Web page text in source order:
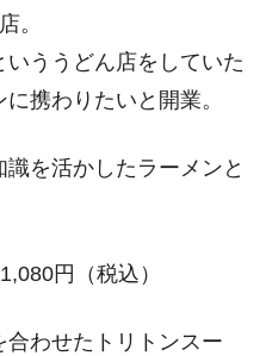
。
ううどん店をしていた
携わりたいと開業。
を活かしたラーメンと
円（税込）
わせたトリトンスー